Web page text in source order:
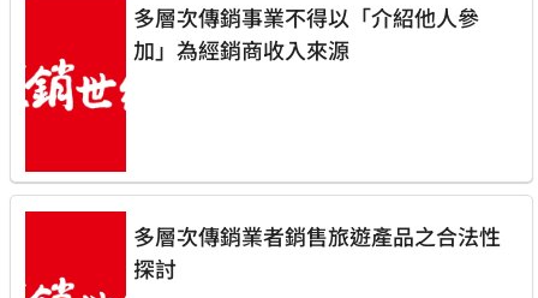
多層次傳銷事業不得以「介紹他人參
加」為經銷商收入來源
多層次傳銷業者銷售旅遊產品之合法性
探討